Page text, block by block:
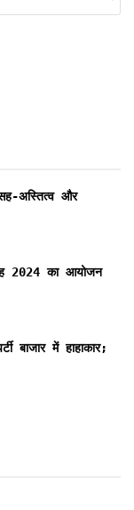
अस्तित्व और
2024 का आयोजन
बाजार में हाहाकार;